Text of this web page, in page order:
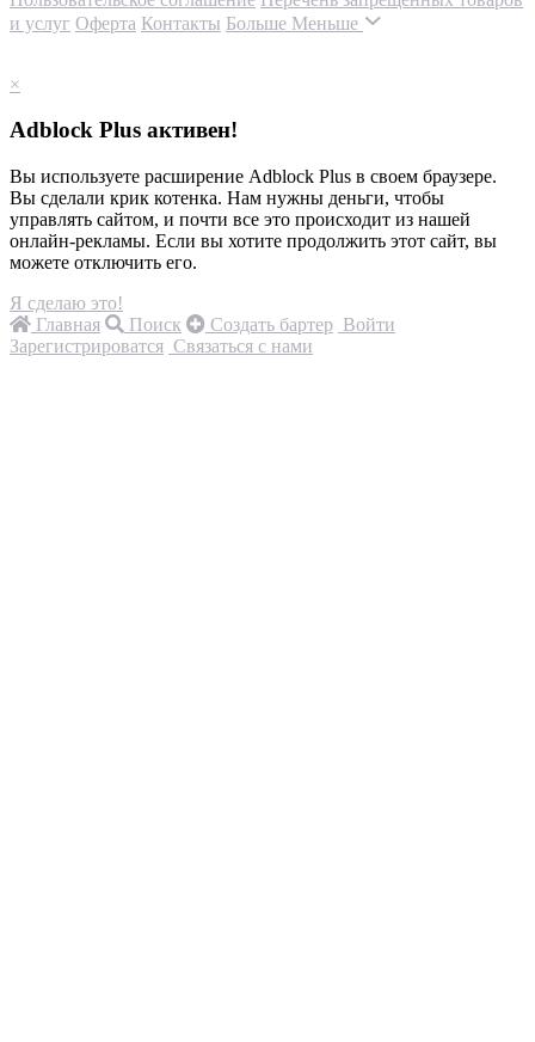
и услуг Оферта Контакты Больше Меньше
×
Adblock Plus активен!
Вы используете расширение Adblock Plus в своем браузере.
Вы сделали крик котенка. Нам нужны деньги, чтобы
управлять сайтом, и почти все это происходит из нашей
онлайн-рекламы. Если вы хотите продолжить этот сайт, вы
можете отключить его.
Я сделаю это!
Главная
Поиск Создать бартер Войти
Зарегистрироватся Связаться с нами